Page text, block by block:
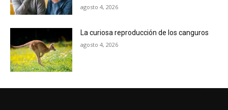
agosto 4, 2026
La curiosa reproducción de los canguros
agosto 4, 2026